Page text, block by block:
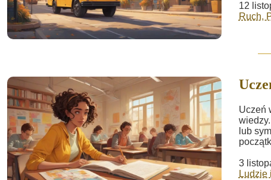
12
Ruch,
Uczeń
lub
3
Ludzie